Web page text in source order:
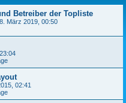
Betreiber der Topliste
März 2019, 00:50
02:41